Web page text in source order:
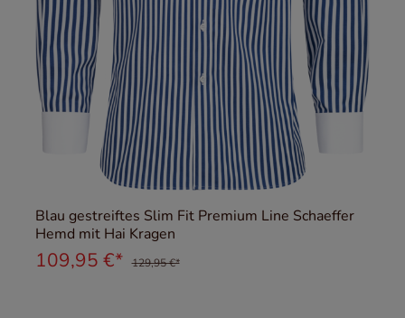
Blau gestreiftes Slim Fit Premium Line Schaeffer
Hemd mit Hai Kragen
109,95 €* 129,95 €*